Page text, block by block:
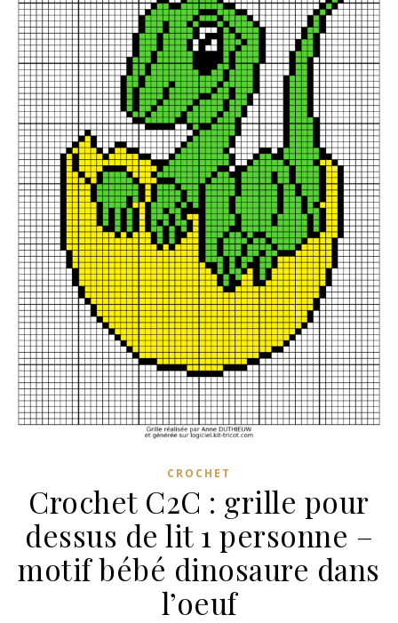
CROCHET
Crochet C2C : grille pour
dessus de lit 1 personne –
motif bébé dinosaure dans
l’oeuf